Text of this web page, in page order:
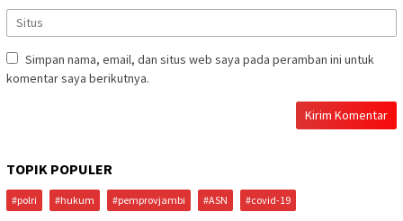
Simpan nama, email, dan situs web saya pada peramban ini untuk
komentar saya berikutnya.
TOPIK POPULER
#polri #hukum #pemprovjambi #ASN #covid-19